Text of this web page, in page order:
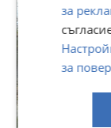
за
за